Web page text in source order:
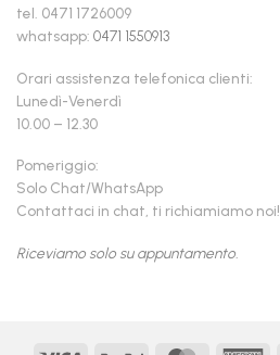
tel. 0471 1726009
whatsapp: 0471 1550913
Orari assistenza telefonica clienti:
Lunedì-Venerdì
10.00 – 12.30
Pomeriggio:
Solo Chat/WhatsApp
Contattaci in chat, ti richiamiamo noi!
Riceviamo solo su appuntamento.